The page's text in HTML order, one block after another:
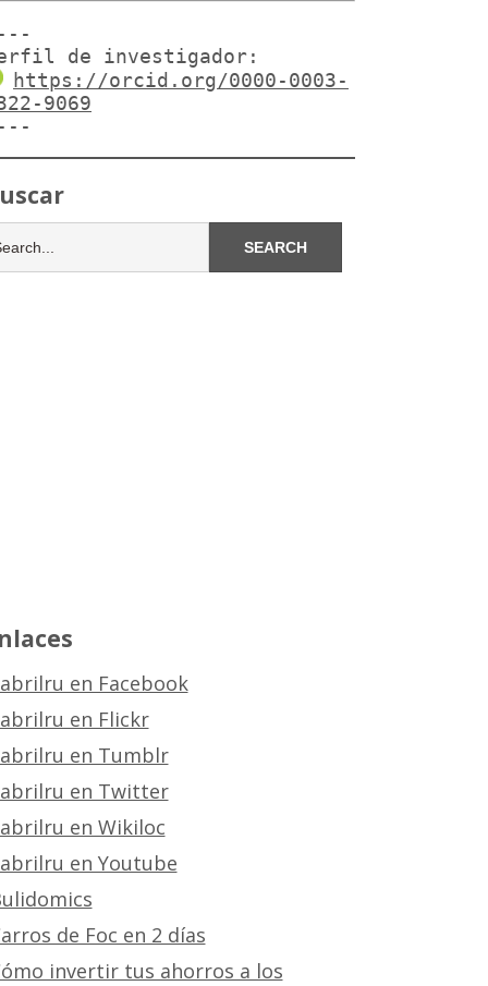
de investigador:
https://orcid.org/0000-0003-
9069
en Facebook
en Flickr
en Tumblr
en Twitter
en Wikiloc
en Youtube
de Foc en 2 días
invertir tus ahorros a los